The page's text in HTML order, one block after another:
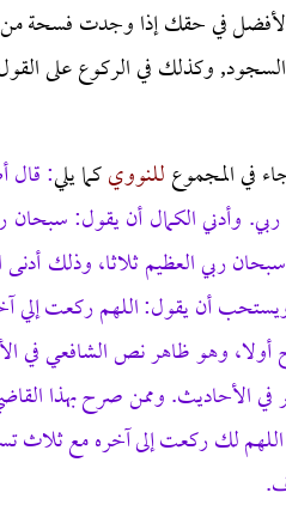
في حقك إذا وجدت فسحة من
وكذلك في الركوع على
في المجموعللنوويكما يلي: قال
ربي. وأدني الكمال أن يقول:
ربي العظيم ثلاثا، وذلك أدنى
أن يقول: اللهم ركعت إلي
أولا، وهو ظاهر نص الشافعي في
في الأحاديث. وممن صرح بهذا
اللهم لك ركعت إلى آخره مع